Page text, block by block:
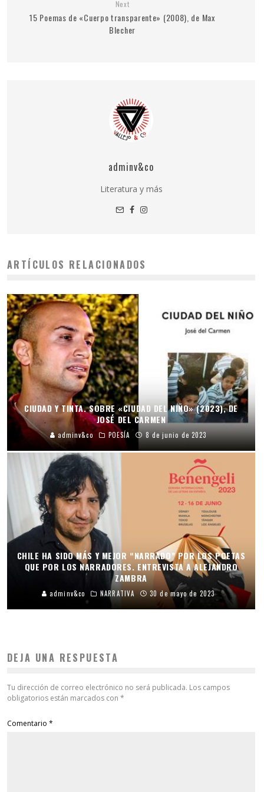
Next
15 Poemas de «Cuerpo transparente» (2008), de Max
Blecher
adminv&co
Literatura y más
ARTÍCULOS RELACIONADOS
CIUDAD Y TINTA. SOBRE «CIUDAD DEL NIÑO» (2023), DE
JOSÉ DEL CARMEN
adminv&co POESÍA 8 de junio de 2023
CHILE HA SIDO MÁS Y MEJOR “NARRADO” POR LOS POETAS
QUE POR LOS NARRADORES. ENTREVISTA A ALEJANDRO
ZAMBRA
adminv&co NARRATIVA 30 de mayo de 2023
DEJA UNA RESPUESTA
Tu dirección de correo electrónico no será publicada. Los campos
obligatorios están marcados con *
Comentario *